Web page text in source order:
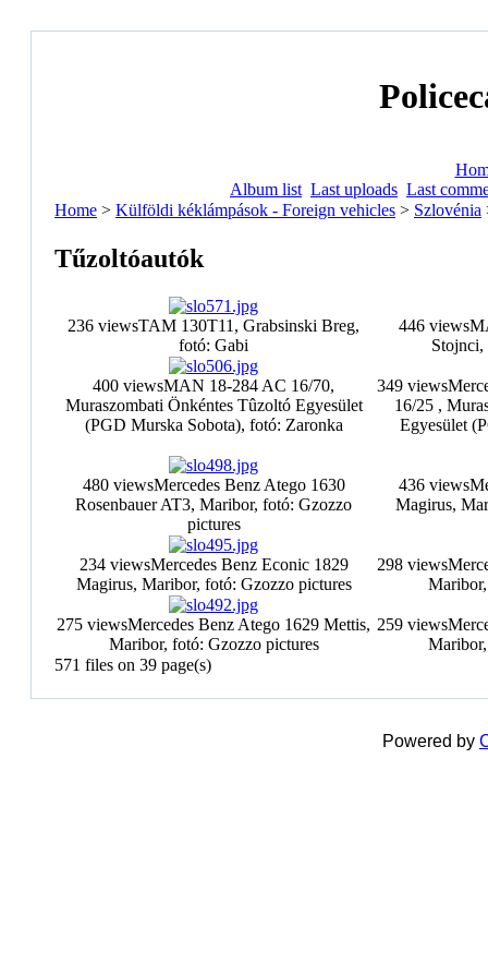
Album list Last uploads Last
Home > Külföldi kéklámpások - Foreign vehicles > Szlovénia
Tűzoltóautók
236 viewsTAM 130T11, Grabsinski Breg,
fotó: Gabi
446 views
Stojnci,
400 viewsMAN 18-284 AC 16/70,
Muraszombati Önkéntes Tûzoltó Egyesület
(PGD Murska Sobota), fotó: Zaronka
349 views
16/25 ,
Egyesület
480 viewsMercedes Benz Atego 1630
Rosenbauer AT3, Maribor, fotó: Gzozzo
pictures
436 views
Magirus,
234 viewsMercedes Benz Econic 1829
Magirus, Maribor, fotó: Gzozzo pictures
298 views
275 viewsMercedes Benz Atego 1629 Mettis,
Maribor, fotó: Gzozzo pictures
259 views
571 files on 39 page(s)
Powered by